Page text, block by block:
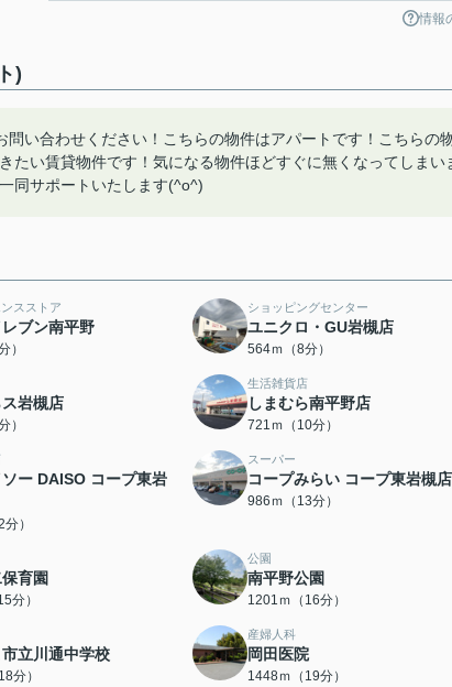
情報
)
問い合わせください！こちらの物件はアパートです！こちらの
い賃貸物件です！気になる物件ほどすぐに無くなってしまい
同サポートいたします(^o^)
スストア
ブン南平野
）
ショッピングセンター
ユニクロ・GU岩槻店
564ｍ（8分）
ス岩槻店
）
生活雑貨店
しまむら南平野店
721ｍ（10分）
ー DAISO コープ東岩
）
スーパー
コープみらい コープ東岩槻店
986ｍ（13分）
育園
分）
公園
南平野公園
1201ｍ（16分）
立川通中学校
分）
産婦人科
岡田医院
1448ｍ（19分）